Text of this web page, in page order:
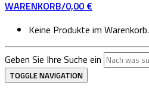
WARENKORB/0,00 €
Keine Produkte im Warenkorb.
Geben Sie Ihre Suche ein
TOGGLE NAVIGATION